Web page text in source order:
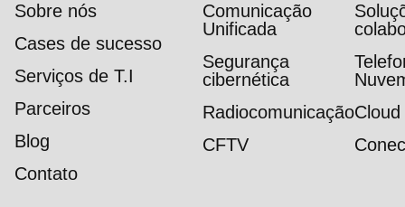
Sobre nós
Cases de sucesso
Serviços de T.I
Parceiros
Blog
Contato
Comunicação
Unificada
Segurança
cibernética
RadiocomunicaçãoCloud
CFTV